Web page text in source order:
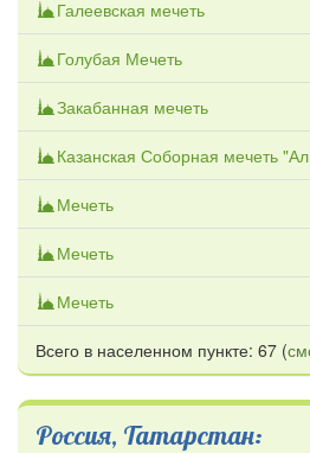
Галеевская мечеть
Голубая Мечеть
Закабанная мечеть
Казанская Соборная мечеть
Мечеть
Мечеть
Мечеть
Всего в населенном пункте: 67 (
Россия, Татарстан: